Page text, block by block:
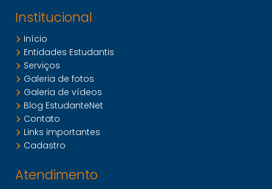
Institucional
Início
Entidades Estudantis
Serviços
Galeria de fotos
Galeria de vídeos
Blog EstudanteNet
Contato
Links importantes
Cadastro
Atendimento